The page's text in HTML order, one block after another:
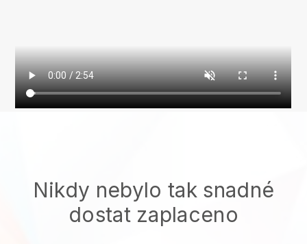
Nikdy nebylo tak snadné
dostat zaplaceno